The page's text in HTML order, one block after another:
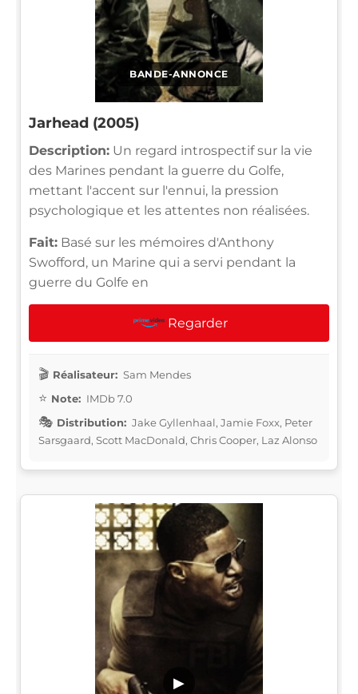
BANDE-ANNONCE
Jarhead (2005)
Description: Un regard introspectif sur la vie
des Marines pendant la guerre du Golfe,
mettant l'accent sur l'ennui, la pression
psychologique et les attentes non réalisées.
Fait: Basé sur les mémoires d'Anthony
Swofford, un Marine qui a servi pendant la
guerre du Golfe en
Regarder
Réalisateur: Sam Mendes
Note: IMDb 7.0
Distribution: Jake Gyllenhaal, Jamie Foxx, Peter
Sarsgaard, Scott MacDonald, Chris Cooper, Laz Alonso
▶